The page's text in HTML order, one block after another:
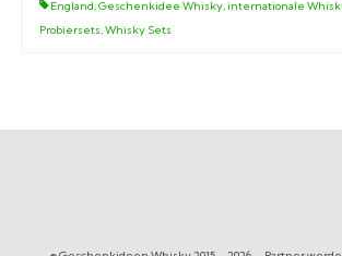
England,Geschenkidee Whisky,internationale
Probiersets,Whisky Sets